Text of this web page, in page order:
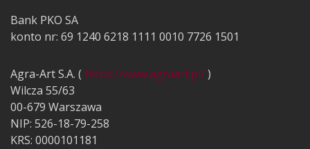
Bank PKO SA
konto nr: 69 1240 6218 1111 0010 7726 1501
Agra-Art S.A. ( https://www.agraart.pl/)
Wilcza 55/63
00-679 Warszawa
NIP: 526-18-79-258
KRS: 0000101181